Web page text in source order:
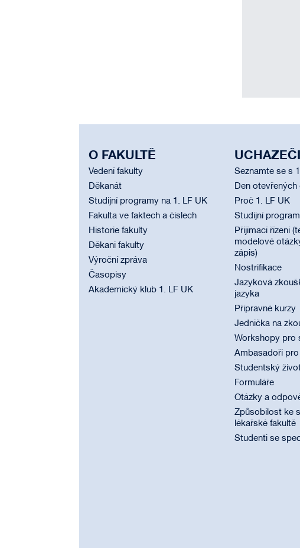
O FAKULTĚ
Vedení fakulty
Děkanát
Studijní programy na 1. LF UK
Fakulta ve faktech a číslech
Historie fakulty
Děkani fakulty
Výroční zpráva
Časopisy
Akademický klub 1. LF UK
UCHAZEČI
Seznamte se s
Den otevřených
Proč 1. LF UK
Studijní
Přijímací řízení
modelové
zápis)
Nostrifikace
Jazyková
jazyka
Přípravné kurzy
Jednička na
Workshopy pro
Ambasadoři
Studentský
Formuláře
Otázky a
Způsobilost ke
lékařské fakultě
Studenti se